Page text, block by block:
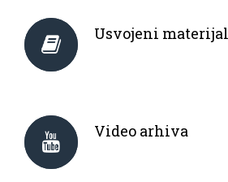
Usvojeni
Video arhiva